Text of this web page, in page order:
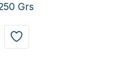
Grs